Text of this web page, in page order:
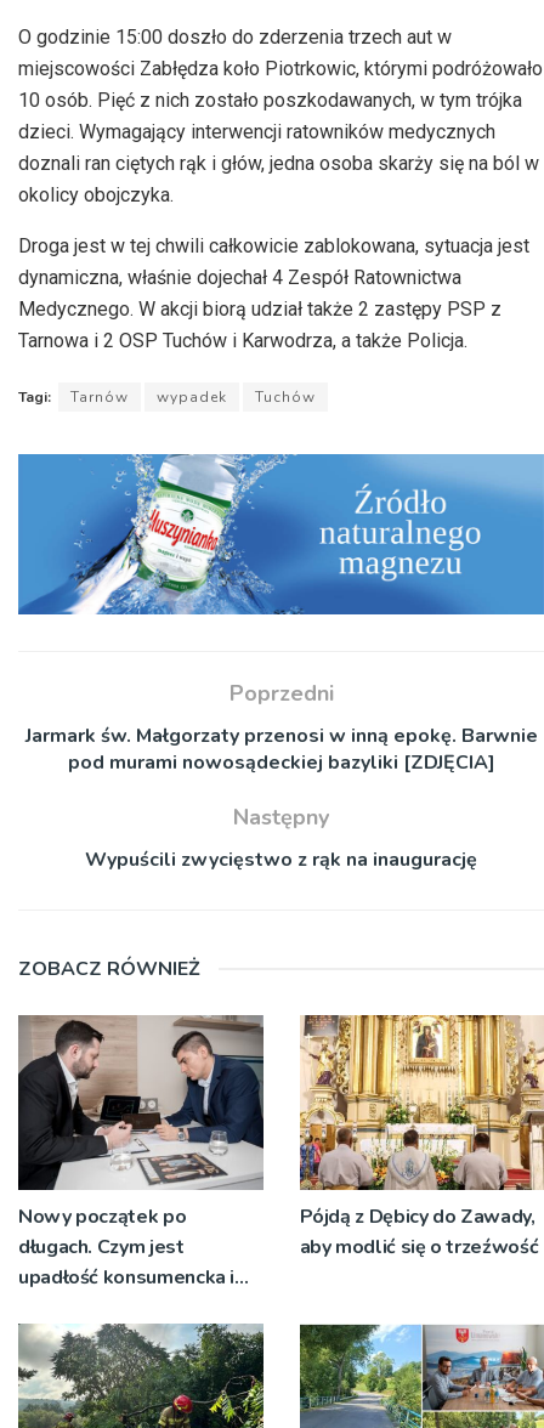
O godzinie 15:00 doszło do zderzenia trzech aut w
miejscowości Zabłędza koło Piotrkowic, którymi podróżowało
10 osób. Pięć z nich zostało poszkodawanych, w tym trójka
dzieci. Wymagający interwencji ratowników medycznych
doznali ran ciętych rąk i głów, jedna osoba skarży się na ból w
okolicy obojczyka.
Droga jest w tej chwili całkowicie zablokowana, sytuacja jest
dynamiczna, właśnie dojechał 4 Zespół Ratownictwa
Medycznego. W akcji biorą udział także 2 zastępy PSP z
Tarnowa i 2 OSP Tuchów i Karwodrza, a także Policja.
Tagi: Tarnów wypadek Tuchów
Poprzedni
Jarmark św. Małgorzaty przenosi w inną epokę. Barwnie
pod murami nowosądeckiej bazyliki [ZDJĘCIA]
Następny
Wypuścili zwycięstwo z rąk na inaugurację
ZOBACZ RÓWNIEŻ
Nowy początek po
długach. Czym jest
upadłość konsumencka i
rozsądnym wyjściem?
Pójdą z Dębicy do Zawady,
aby modlić się o trzeźwość